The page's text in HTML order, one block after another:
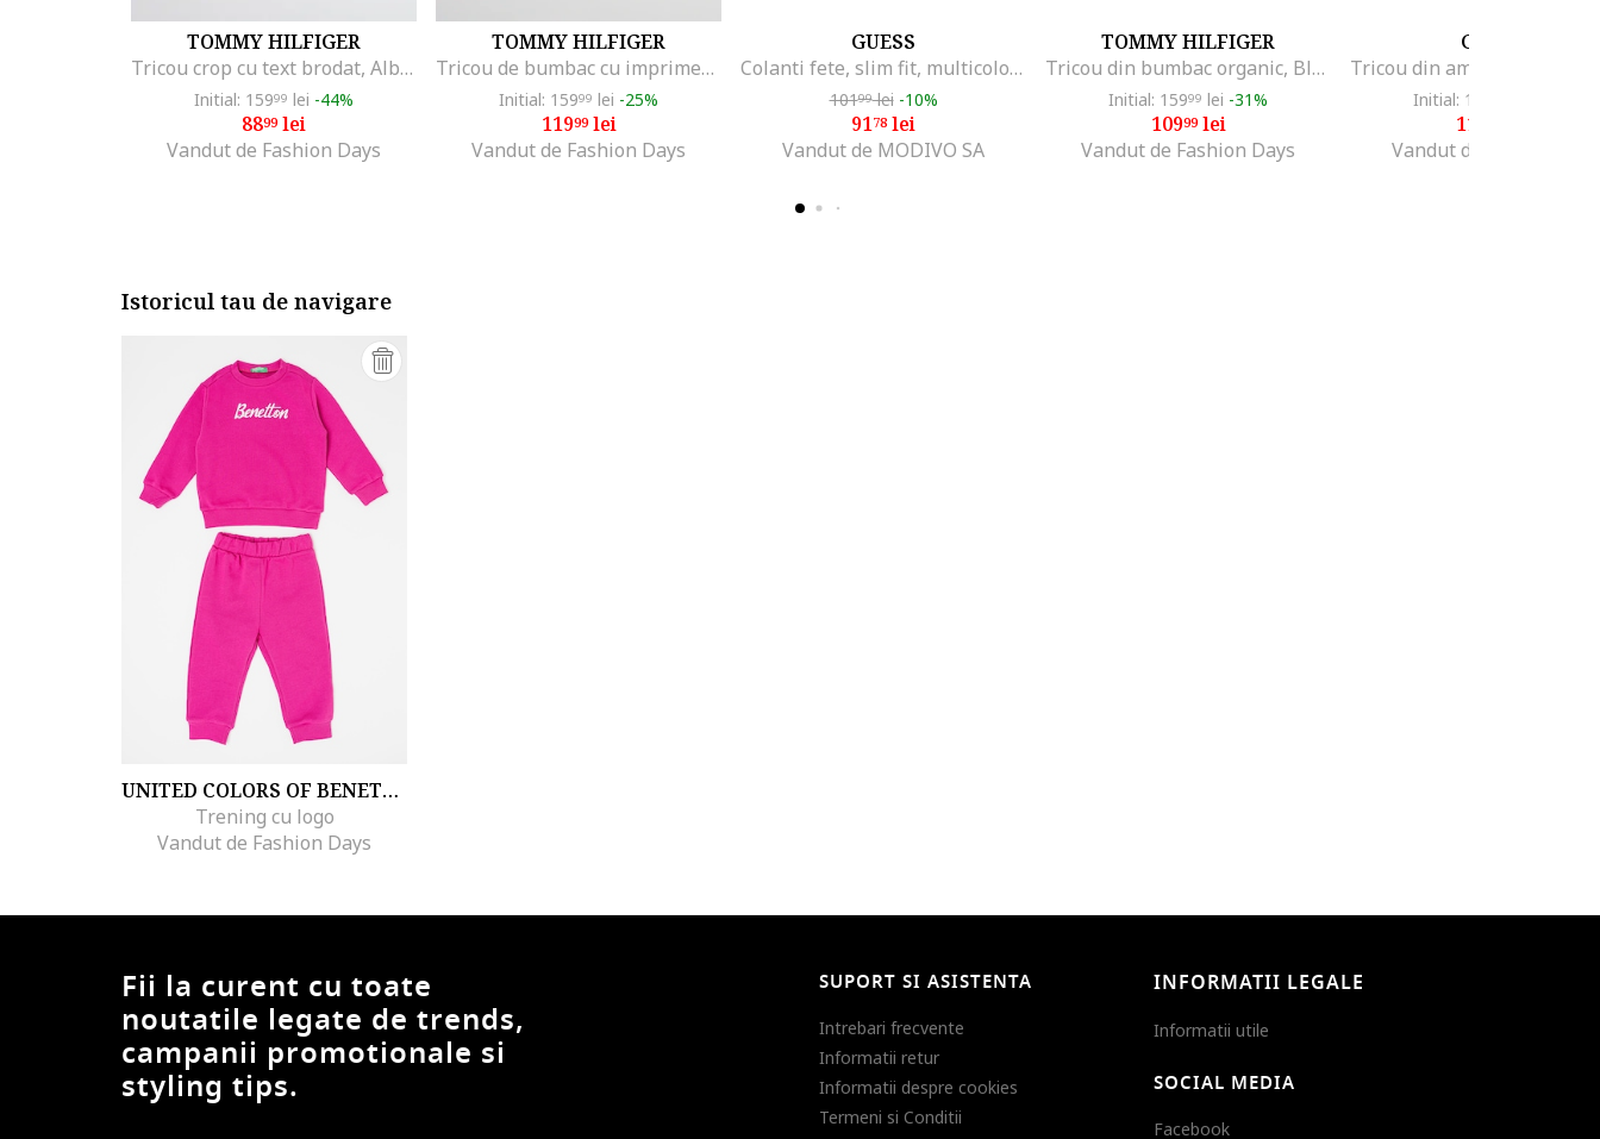
TOMMY HILFIGER
Tricou crop cu text brodat, Albastru ultramarin/Alb optic
Initial: 15999 lei -44%
8899lei
Vandut de Fashion Days
TOMMY HILFIGER
Tricou de bumbac cu imprimeu logo cauciucat, Gri deschis melange
Initial: 15999 lei -25%
11999lei
Vandut de Fashion Days
GUESS
Colanti fete, slim fit, multicolor, bumbac
10199lei -10%
9178 lei
Vandut de MODIVO SA
TOMMY HILFIGER
Tricou din bumbac organic, Bleumarin
Initial: 15999 lei -31%
10999lei
Vandut de Fashion Days
GUESS
Initial: 136
113
Vandut de MODIVO SA
Istoricul tau de navigare
UNITED COLORS OF BENETTON
Trening cu logo
Vandut de Fashion Days
Fii la curent cu toate
noutatile legate de trends,
campanii promotionale si
styling tips.
SUPORT SI ASISTENTA
Intrebari frecvente
Informatii retur
Informatii despre cookies
Termeni si Conditii
INFORMATII LEGALE
Informatii utile
SOCIAL MEDIA
Facebook